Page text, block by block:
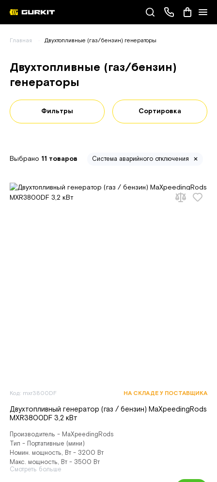
(093) 343-55-55
Главная Двухтопливные (газ/бензин) генераторы
Двухтопливные (газ/бензин)
генераторы
Фильтры Сортировка
Выбрано 11 товаров Система аварийного отключения
Код: mxr3800DF НА СКЛАДЕ У ПОСТАВЩИКА
Двухтопливный генератор (газ / бензин) MaXpeedingRods
MXR3800DF 3,2 кВт
Производитель - MaXpeedingRods
Тип - Портативные (мини)
Номин. мощность, Вт - 3200 Вт
Макс. мощность, Вт - 3500 Вт
Смотреть больше